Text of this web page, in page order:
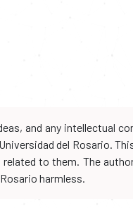
and any intellectual
del Rosario.
related to them. The
harmless.